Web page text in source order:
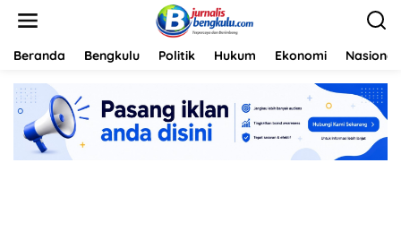
Beranda Bengkulu Politik Hukum Ekonomi Nasional